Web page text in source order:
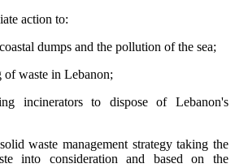
action to:
dumps and the pollution of the sea;
of waste in Lebanon;
incinerators to dispose of Lebanon's
waste management strategy taking the
into consideration and based on the